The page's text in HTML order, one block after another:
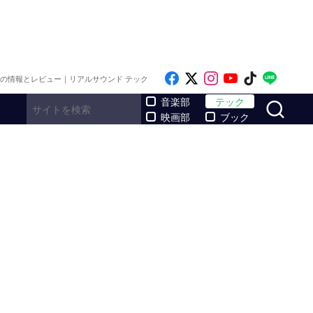
情報とレビュー｜リアルサウンド テック Like on Facebook
Follow on x
Follow on
Follow on
Follow
音楽部
映画部
テック
ブック